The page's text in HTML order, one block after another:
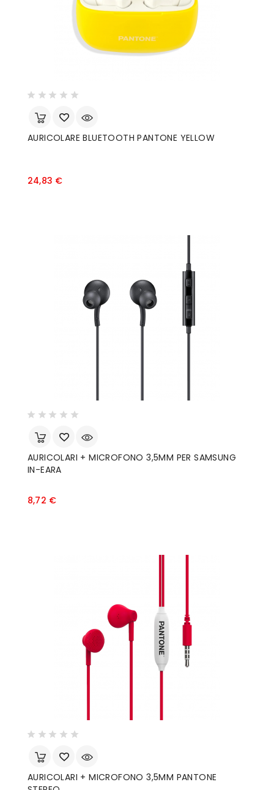
AURICOLARE BLUETOOTH PANTONE YELLOW
24,83 €Prezzo
AURICOLARI + MICROFONO 3,5MM PER SAMSUNG
IN-EARA
8,72 €Prezzo
AURICOLARI + MICROFONO 3,5MM PANTONE